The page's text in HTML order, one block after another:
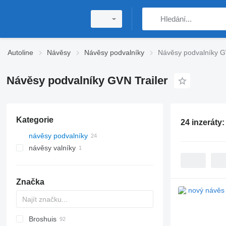
Autoline Návěsy Návěsy podvalníky Návěsy podvalníky
Návěsy podvalníky GVN Trailer
Kategorie
návěsy podvalníky
návěsy valníky
Značka
S44315CHC
PS
SFCL
S-series
KIS
Broshuis
24 inzeráty: